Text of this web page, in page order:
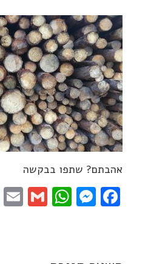
אהבתם? שתפו בבקשה
Facebook